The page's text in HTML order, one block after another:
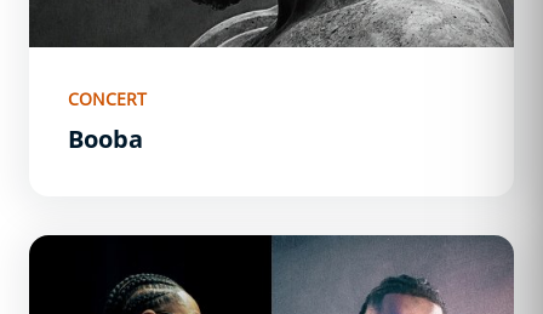
CONCERT
Booba
Alonzo + Bouss